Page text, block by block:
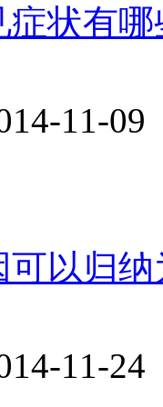
症状有
11-09
可以归
11-24